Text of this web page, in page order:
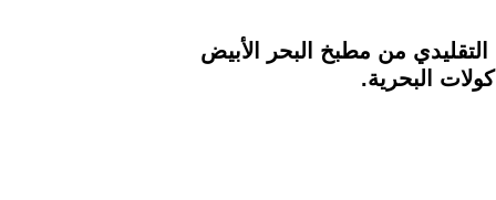
التقليدي من مطبخ البحر الأبيض
البحرية.